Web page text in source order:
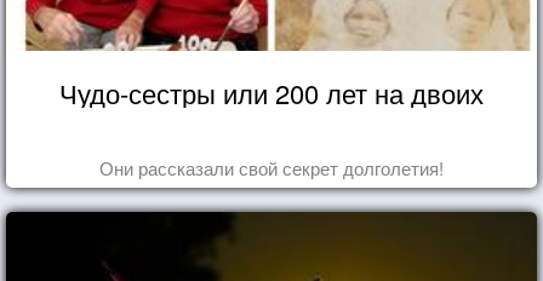
Чудо-сестры или 200 лет на двоих
Они рассказали свой секрет долголетия!